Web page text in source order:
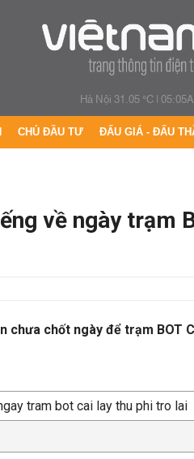
Hà Nội 31.05 °C|
CHỦ ĐẦU TƯ ĐẤU GIÁ - ĐẤU
về ngày trạm
chưa chốt ngày để trạm BOT